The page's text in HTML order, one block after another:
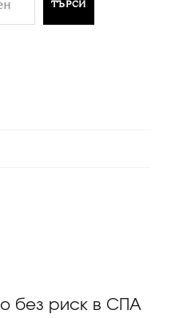
ТЪРСИ
без риск в СПА